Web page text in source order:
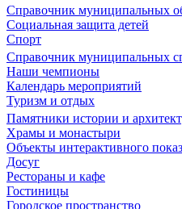
Справочник муниципальных
Социальная защита детей
Спорт
Справочник муниципальных
Наши чемпионы
Календарь мероприятий
Туризм и отдых
Памятники истории и
Храмы и монастыри
Объекты интерактивного
Досуг
Рестораны и кафе
Гостиницы
Городское пространство